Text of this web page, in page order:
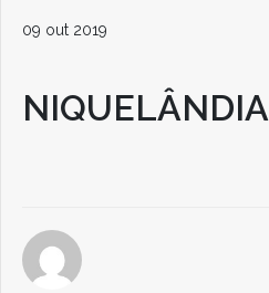
09 out 2019
NIQUELÂNDIA